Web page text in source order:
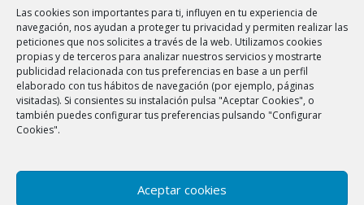
Las cookies son importantes para ti, influyen en tu experiencia de
navegación, nos ayudan a proteger tu privacidad y permiten realizar las
peticiones que nos solicites a través de la web. Utilizamos cookies
propias y de terceros para analizar nuestros servicios y mostrarte
publicidad relacionada con tus preferencias en base a un perfil
elaborado con tus hábitos de navegación (por ejemplo, páginas
visitadas). Si consientes su instalación pulsa "Aceptar Cookies", o
también puedes configurar tus preferencias pulsando "Configurar
Cookies".
Aceptar cookies
Tel.:93 460 79 28
Fax: 93 399 62 20
Síguenos: